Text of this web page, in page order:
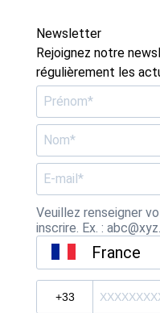
Newsletter
Rejoignez notre
régulièrement les
Veuillez renseigner
inscrire. Ex. :
France